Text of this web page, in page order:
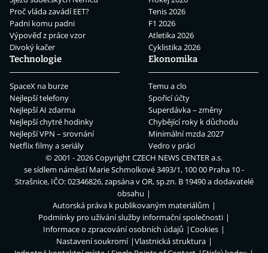
Proč vláda zavádí EET?
Padni komu padni
Výpověď z práce vzor
Divoký kačer
Tenis 2026
F1 2026
Atletika 2026
Cyklistika 2026
Technologie
SpaceX na burze
Nejlepší telefony
Nejlepší AI zdarma
Nejlepší chytré hodinky
Nejlepší VPN – srovnání
Netflix filmy a seriály
Ekonomika
Temu a clo
Spořicí účty
Superdávka – změny
Chybějící roky k důchodu
Minimální mzda 2027
Vedro v práci
© 2001 - 2026 CopyrightCZECH NEWS CENTER a.s.
se sídlem náměstí Marie Schmolkové 3493/1, 100 00 Praha 10 -
Strašnice, IČO: 02346826, zapsána v OR, sp.zn. B 19490 a dodavatelé
obsahu
Autorská práva k publikovaným materiálům
Podmínky pro užívání služby informační společnosti
Informace o zpracování osobních údajů
Cookies
Nastavení soukromí
Vlastnická struktura